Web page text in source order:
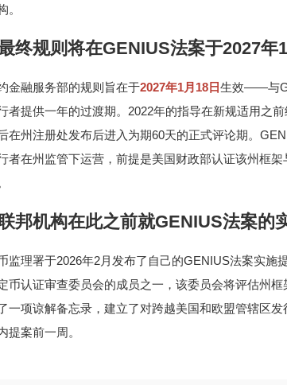
。
终规则将在GENIUS法案于2027年
金融服务部的规则旨在于2027年1月18日生效——与
者提供一年的过渡期。2022年的指导在新规适用之
在州注册处发布后进入为期60天的正式评论期。
者在州监管下运营，前提是美国财政部认证该州框
邦机构在此之前就GENIUS法案的
监理署于2026年2月发布了自己的GENIUS法案实施
币认证审查委员会的成员之一，该委员会将评估州
一项谅解备忘录，建立了对跨越美国和欧盟管辖区
提案前一周。